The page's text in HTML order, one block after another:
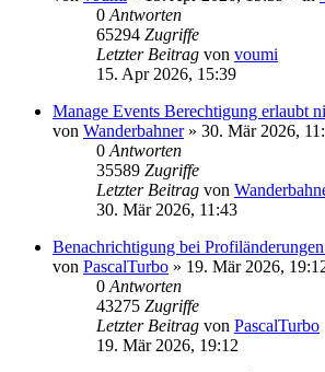
0 Antworten
65294 Zugriffe
Letzter Beitrag von voumi
15. Apr 2026, 15:39
Manage Events Berechtigung erlaubt
von Wanderbahner» 30. Mär 2026,
0 Antworten
35589 Zugriffe
Letzter Beitrag von
30. Mär 2026, 11:43
Benachrichtigung bei
von PascalTurbo » 19. Mär 2026,
0 Antworten
43275 Zugriffe
Letzter Beitrag von PascalTurbo
19. Mär 2026, 19:12